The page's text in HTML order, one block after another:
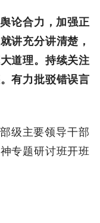
论合力，加强正
讲充分讲清楚，
道理。持续关注
有力批驳错误言
级主要领导干部
专题研讨班开班